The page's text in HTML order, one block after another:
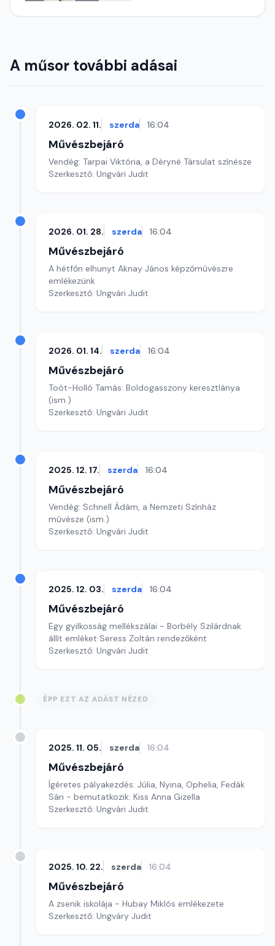
A műsor további adásai
2026. 02. 11. szerda 16:04
Művészbejáró
Vendég: Tarpai Viktória, a Déryné Társulat színésze
Szerkesztő: Ungvári Judit
2026. 01. 28. szerda 16:04
Művészbejáró
A hétfőn elhunyt Aknay János képzőművészre
emlékezünk
Szerkesztő: Ungvári Judit
2026. 01. 14. szerda 16:04
Művészbejáró
Toót-Holló Tamás: Boldogasszony keresztlánya
(ism.)
Szerkesztő: Ungvári Judit
2025. 12. 17. szerda 16:04
Művészbejáró
Vendég: Schnell Ádám, a Nemzeti Színház
művésze (ism.)
Szerkesztő: Ungvári Judit
2025. 12. 03. szerda 16:04
Művészbejáró
Egy gyilkosság mellékszálai - Borbély Szilárdnak
állít emléket Seress Zoltán rendezőként
Szerkesztő: Ungvári Judit
ÉPP EZT AZ ADÁST NÉZED
2025. 11. 05. szerda 16:04
Művészbejáró
Ígéretes pályakezdés: Júlia, Nyina, Ophelia, Fedák
Sári - bemutatkozik: Kiss Anna Gizella
Szerkesztő: Ungvári Judit
2025. 10. 22. szerda 16:04
Művészbejáró
A zsenik iskolája - Hubay Miklós emlékezete
Szerkesztő: Ungváry Judit